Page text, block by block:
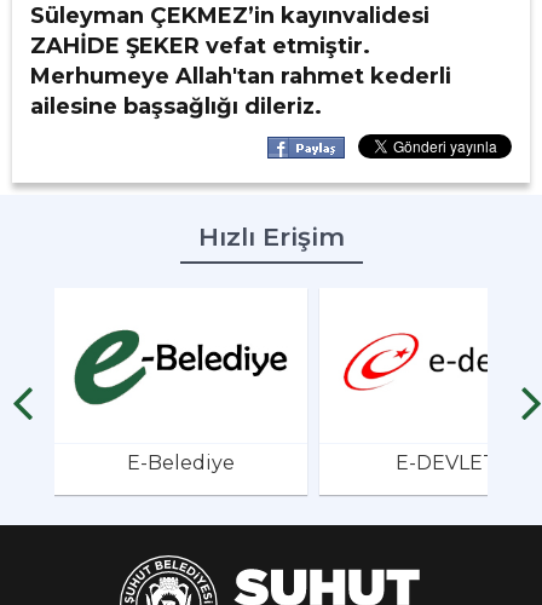
Süleyman ÇEKMEZ’in kayınvalidesi
ZAHİDE ŞEKER vefat etmiştir.
Merhumeye Allah'tan rahmet kederli
ailesine başsağlığı dileriz.
Hızlı Erişim
E-Belediye E-DEVLET